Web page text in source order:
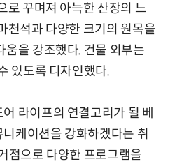
로 꾸며져 아늑한 산장의 느
천석과 다양한 크기의 원목을
움을 강조했다. 건물 외부는
있도록 디자인했다.
라이프의 연결고리가 될 베
케이션을 강화하겠다는 취
점으로 다양한 프로그램을